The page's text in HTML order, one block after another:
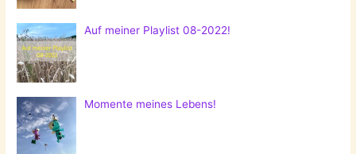
Auf meiner Playlist 08-2022!
Momente meines Lebens!